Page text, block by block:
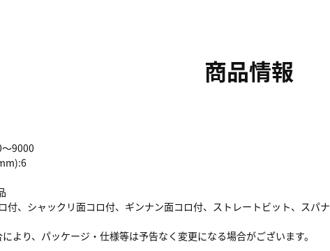
商品情報
9000
付、シャックリ面コロ付、ギンナン面コロ付、ストレートビット、スパナ
より、パッケージ・仕様等は予告なく変更になる場合がございます。